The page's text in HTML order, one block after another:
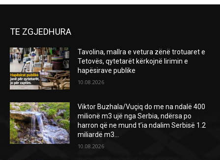
TE ZGJEDHURA
Tavolina, mallra e vetura zënë trotuaret e
Tetovës, qytetarët kërkojnë lirimin e
hapësirave publike
10.08.2026
Viktor Buzhala/Vuçiq do me na ndalë 400
milionë m3 ujë nga Serbia, ndërsa po
harron që ne mund t’ia ndalim Serbisë 1.2
miliardë m3...
10.08.2026